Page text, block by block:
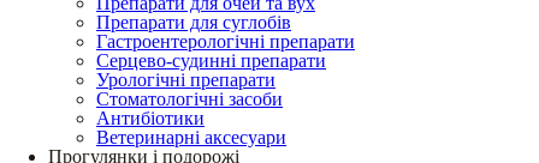
Препарати для суглобів
Гастроентерологічні препарати
Серцево-судинні препарати
Урологічні препарати
Стоматологічні засоби
Антибіотики
Ветеринарні аксесуари
Прогулянки і подорожі